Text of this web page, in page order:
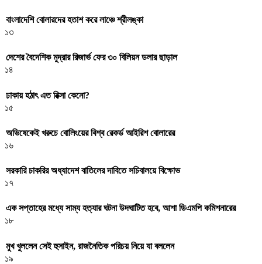
বাংলাদেশি বোলারদের হতাশ করে লাঞ্চে শ্রীলঙ্কা
১৩
দেশের বৈদেশিক মুদ্রার রিজার্ভ ফের ৩০ বিলিয়ন ডলার ছাড়াল
১৪
ঢাকায় হঠাৎ এত রিক্সা কেনো?
১৫
অভিষেকেই খরুচে বোলিংয়ের বিশ্ব রেকর্ড আইরিশ বোলারের
১৬
সরকারি চাকরির অধ্যাদেশ বাতিলের দাবিতে সচিবালয়ে বিক্ষোভ
১৭
এক সপ্তাহের মধ্যে সাম্য হত্যার ঘটনা উদঘাটিত হবে, আশা ডিএমপি কমিশনারের
১৮
মুখ খুললেন সেই হুসাইন, রাজনৈতিক পরিচয় নিয়ে যা বললেন
১৯